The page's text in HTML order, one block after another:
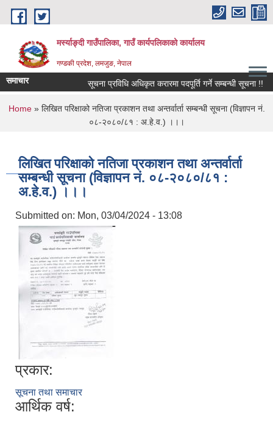
Skip to main content
मर्स्याङ्दी गाउँपालिका, गाउँ कार्यपलिकाको कार्यालय
गण्डकी प्रदेश, लमजुङ, नेपाल
समाचार सूचना प्रविधि अधिकृत करारमा पदपूर्ति गर्ने सम्बन्धी सूचना !!
You are here
Home» लिखित परिक्षाको नतिजा प्रकाशन तथा अन्तर्वार्ता सम्बन्धी सूचना (विज्ञापन नं.
०८-२०८०/८१ : अ.हे.व.) ।।।
लिखित परिक्षाको नतिजा प्रकाशन तथा अन्तर्वार्ता
सम्बन्धी सूचना (विज्ञापन नं. ०८-२०८०/८१ :
अ.हे.व.) ।।।
Submitted on: Mon, 03/04/2024 - 13:08
प्रकार:
सूचना तथा समाचार
आर्थिक वर्ष: